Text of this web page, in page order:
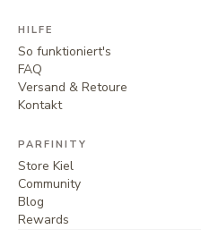
HILFE
So funktioniert's
FAQ
Versand & Retoure
Kontakt
PARFINITY
Store Kiel
Community
Blog
Rewards